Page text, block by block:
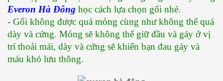
Everon Hà Đông học cách lựa chọn gối nhé.
- Gối không được quá mỏng cùng như không thể quá
dày và cứng. Mỏng sẽ không thể giữ đầu và gáy ở vị
trí thoải mái, dày và cứng sẽ khiến bạn đau gáy và
máu khó lưu thông.